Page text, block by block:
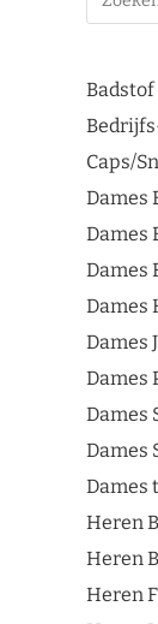
Badstof
Caps/
Dames
Dames
Dames
Dames
Dames
Dames
Dames
Dames
Dames
Heren
Heren
Heren